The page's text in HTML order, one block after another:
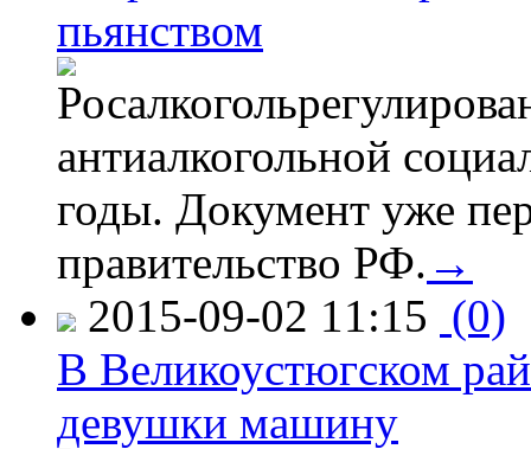
пьянством
антиалкогольной
годы. Документ уже
правительство РФ. →
2015-09-02 11:15 (0)
В Великоустюгском
девушки машину